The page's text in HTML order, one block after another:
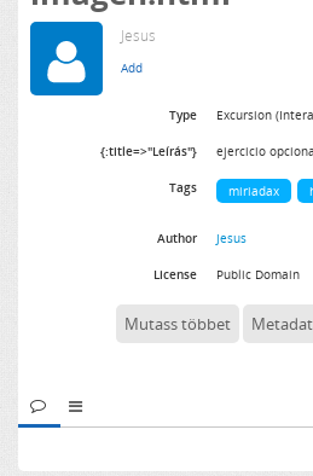
Jesus
Type Excursion
{:title=>"Leírás"} ejercicio
Tags miriadax
Author Jesus
License Public Domain
Mutass többet